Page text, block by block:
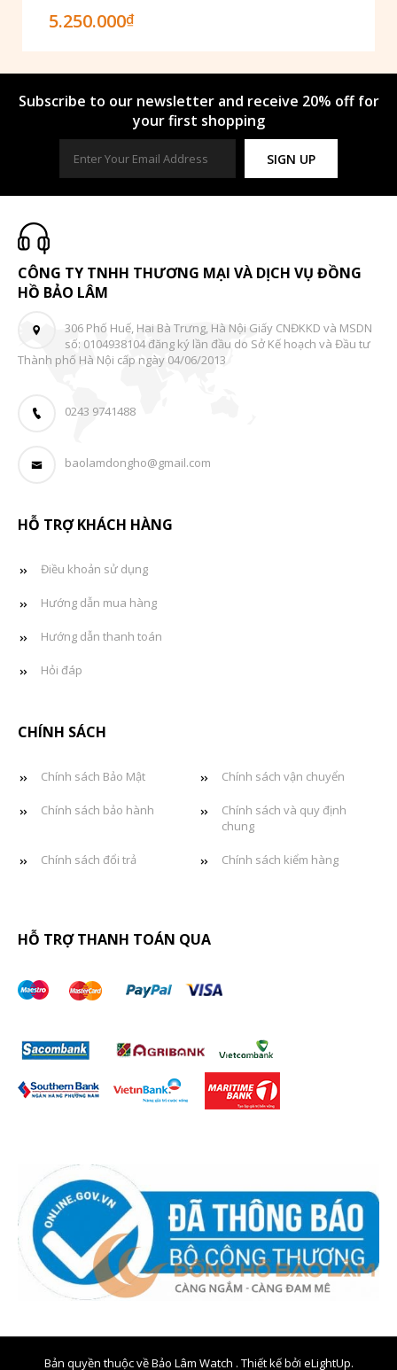
5.250.000₫
Subscribe to our newsletter and receive 20% off for
your first shopping
SIGN UP
CÔNG TY TNHH THƯƠNG MẠI VÀ DỊCH VỤ ĐỒNG
HỒ BẢO LÂM
306 Phố Huế, Hai Bà Trưng, Hà Nội Giấy CNĐKKD và MSDN
số: 0104938104 đăng ký lần đầu do Sở Kế hoạch và Đầu tư
Thành phố Hà Nội cấp ngày 04/06/2013
0243 9741488
baolamdongho@gmail.com
HỖ TRỢ KHÁCH HÀNG
Điều khoản sử dụng
Hướng dẫn mua hàng
Hướng dẫn thanh toán
Hỏi đáp
CHÍNH SÁCH
Chính sách Bảo Mật Chính sách vận chuyển
Chính sách bảo hành
Chính sách và quy định
chung
Chính sách đổi trả Chính sách kiểm hàng
HỖ TRỢ THANH TOÁN QUA
Bản quyền thuộc về Bảo Lâm Watch . Thiết kế bởi eLightUp.